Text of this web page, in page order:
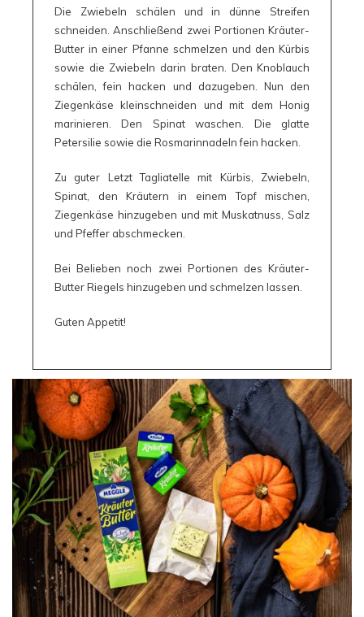
Die Zwiebeln schälen und in dünne Streifen
schneiden. Anschließend zwei Portionen Kräuter-
Butter in einer Pfanne schmelzen und den Kürbis
sowie die Zwiebeln darin braten. Den Knoblauch
schälen, fein hacken und dazugeben. Nun den
Ziegenkäse kleinschneiden und mit dem Honig
marinieren. Den Spinat waschen. Die glatte
Petersilie sowie die Rosmarinnadeln fein hacken.
Zu guter Letzt Tagliatelle mit Kürbis, Zwiebeln,
Spinat, den Kräutern in einem Topf mischen,
Ziegenkäse hinzugeben und mit Muskatnuss, Salz
und Pfeffer abschmecken.
Bei Belieben noch zwei Portionen des Kräuter-
Butter Riegels hinzugeben und schmelzen lassen.
Guten Appetit!